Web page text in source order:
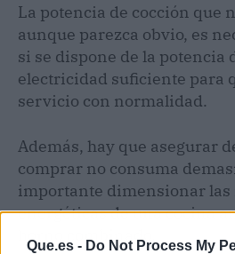
Que.es - Do Not Process My
La potencia de cocción que
aunque parezca obvio, es
si se dispone de la potencia
electricidad suficiente para
servicio con normalidad.
Además, hay que asegurar
comprar no consuma
importante dimensionar las
energéticas de una cocina
horno combinado.